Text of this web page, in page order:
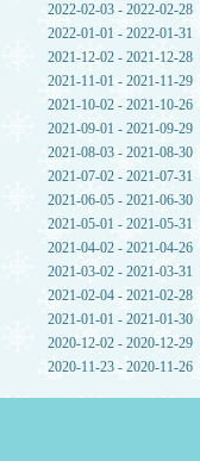
2022-02-03 - 2022-02-28
2022-01-01 - 2022-01-31
2021-12-02 - 2021-12-28
2021-11-01 - 2021-11-29
2021-10-02 - 2021-10-26
2021-09-01 - 2021-09-29
2021-08-03 - 2021-08-30
2021-07-02 - 2021-07-31
2021-06-05 - 2021-06-30
2021-05-01 - 2021-05-31
2021-04-02 - 2021-04-26
2021-03-02 - 2021-03-31
2021-02-04 - 2021-02-28
2021-01-01 - 2021-01-30
2020-12-02 - 2020-12-29
2020-11-23 - 2020-11-26